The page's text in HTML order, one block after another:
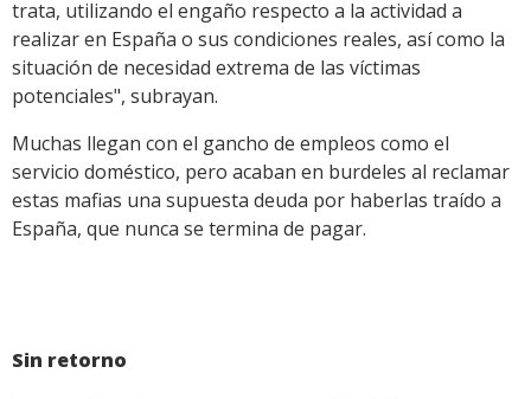
trata, utilizando el engaño respecto a la actividad a
realizar en España o sus condiciones reales, así como la
situación de necesidad extrema de las víctimas
potenciales", subrayan.
Muchas llegan con el gancho de empleos como el
servicio doméstico, pero acaban en burdeles al reclamar
estas mafias una supuesta deuda por haberlas traído a
España, que nunca se termina de pagar.
Sin retorno